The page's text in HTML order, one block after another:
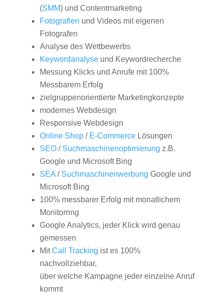
(SMM) und Contentmarketing
Fotografien und Videos mit eigenen
Fotografen
Analyse des Wettbewerbs
Keywordanalyseund Keywordrecherche
Messung Klicks und Anrufe mit 100%
Messbarem Erfolg
zielgruppenorientierte Marketingkonzepte
modernes Webdesign
Responsive Webdesign
Online Shop/ E-CommerceLösungen
SEO/ Suchmaschinenoptimierung z.B.
Google und Microsoft Bing
SEA/ Suchmaschinenwerbung Google und
Microsoft Bing
100% messbarer Erfolg mit monatlichem
Monitorring
Google Analytics, jeder Klick wird genau
gemessen
MitCall Tracking ist es 100%
nachvollziehbar,
über welche Kampagne jeder einzelne Anruf
kommt